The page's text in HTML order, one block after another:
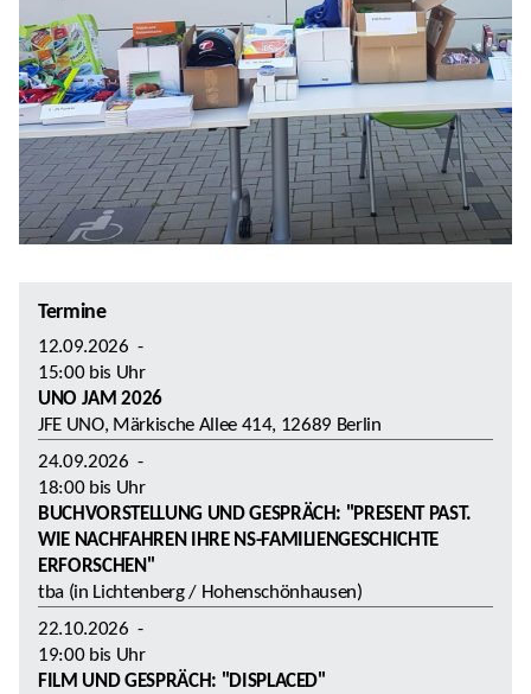
Termine
12.09.2026 -
15:00bis Uhr
UNO JAM 2026
JFE UNO, Märkische Allee 414, 12689 Berlin
24.09.2026 -
18:00bis Uhr
BUCHVORSTELLUNG UND GESPRÄCH: "PRESENT PAST.
WIE NACHFAHREN IHRE NS-FAMILIENGESCHICHTE
ERFORSCHEN"
tba (in Lichtenberg / Hohenschönhausen)
22.10.2026 -
19:00bis Uhr
FILM UND GESPRÄCH: "DISPLACED"